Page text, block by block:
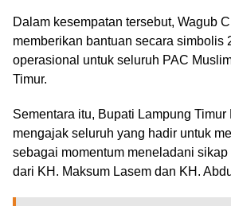
Dalam kesempatan tersebut, Wagub
memberikan bantuan secara simbolis
operasional untuk seluruh PAC
Timur.
Sementara itu, Bupati Lampung
mengajak seluruh yang hadir untuk
sebagai momentum meneladani
dari KH. Maksum Lasem dan KH.